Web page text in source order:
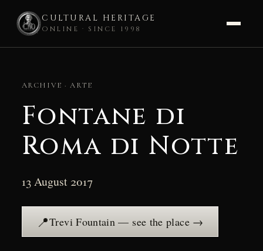
CULTURAL HERITAGE
ONLINE · SINCE 1998
contentARCHIVE · ARTE
Fontane di
Roma di Notte
13 August 2017
📍Trevi Fountain — see the place →